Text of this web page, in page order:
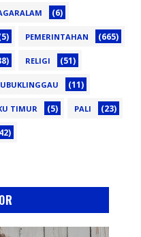
(6)
PEMERINTAHAN (665)
RELIGI (51)
(11)
TIMUR (5) PALI (23)